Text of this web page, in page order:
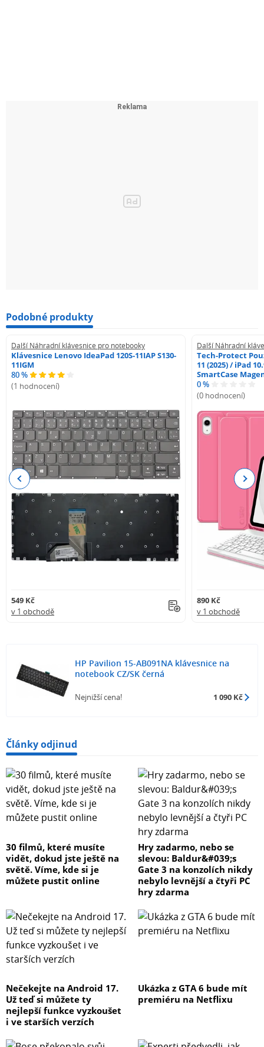
Podobné produkty
Další Náhradní klávesnice pro notebooky
Klávesnice Lenovo IdeaPad 120S-11IAP S130-
11IGM
80 %
(1 hodnocení)
549 Kč
v 1 obchodě
Další Náhradní
Tech-Protect
11 (2025) / iPad
SmartCase
0 %
(0 hodnocení)
890 Kč
v 1 obchodě
Previous Next
HP Pavilion 15-AB091NA klávesnice na
notebook CZ/SK černá
Nejnižší cena! 1 090 Kč
Články odjinud
30 filmů, které musíte
vidět, dokud jste ještě na
světě. Víme, kde si je
můžete pustit online
Hry zadarmo, nebo se
slevou: Baldur&#039;s
Gate 3 na konzolích nikdy
nebylo levnější a čtyři PC
hry zdarma
Nečekejte na Android 17.
Už teď si můžete ty
nejlepší funkce vyzkoušet
i ve starších verzích
Ukázka z GTA 6 bude mít
premiéru na Netflixu